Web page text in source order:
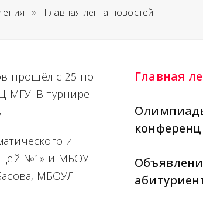
» Главная лента новостей
Главная
прошёл с 25 по
МГУ. В турнире
и
№1» и МБОУ
МБОУЛ